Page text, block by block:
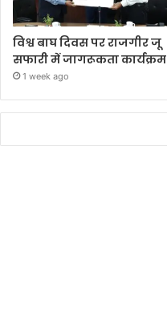
विश्व बाघ दिवस पर राजगीर जू
सफारी में जागरूकता कार्यक्रम
1 week ago